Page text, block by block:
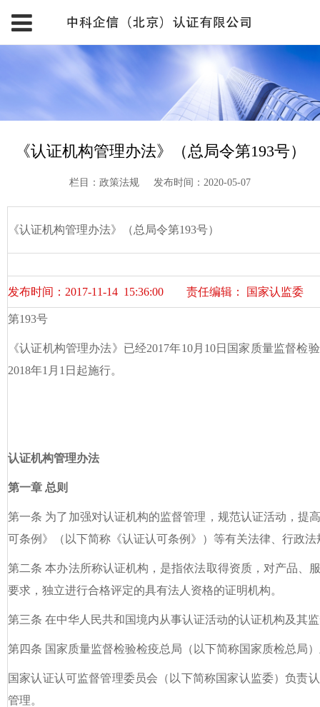
《认证机构管理办法》（总局令第193号）
栏目：政策法规 发布时间：2020-05-07
《认证机构管理办法》（总局令第193号）
发布时间：2017-11-14 15:36:00 责任编辑： 国家认监委
第193号
《认证机构管理办法》已经2017年10月10日国家质量监督
2018年1月1日起施行。
认证机构管理办法
第一章 总则
第一条 为了加强对认证机构的监督管理，规范认证活动，提
可条例》（以下简称《认证认可条例》）等有关法律、行政
第二条 本办法所称认证机构，是指依法取得资质，对产品、
要求，独立进行合格评定的具有法人资格的证明机构。
第三条 在中华人民共和国境内从事认证活动的认证机构及其
第四条 国家质量监督检验检疫总局（以下简称国家质检总局
国家认证认可监督管理委员会（以下简称国家认监委）负责
管理。